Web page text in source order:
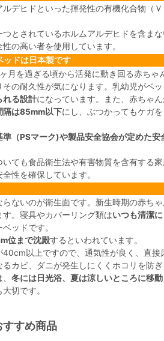
ルデヒドといった揮発性の有機化合物（
とされているホルムアルデヒドを含ま
の高い者を使用しています。
ドは日本製です
月を過ぎる頃から活発に動き回る赤ちゃ
の耐久性が気になります。乳幼児がベ
れる設計になっています。また、赤ちゃ
隔は85mm以下にし、ぶつかってもケガ
準（PSマーク)や製品安全協会が定めた
ても食品衛生法や有害物質を含有する
性を確保しています。
ないのが衛生面です。新生時期の赤ち
。寝具やカバーリング類はいつも清潔
ッドです。
位まで沈殿するといわれています。
以上ですので、通気性が良く、直接
カビ、ダニが発生しにくくホコリを防
冬には日光浴、夏は涼しいところに移動
切です。
すめ商品